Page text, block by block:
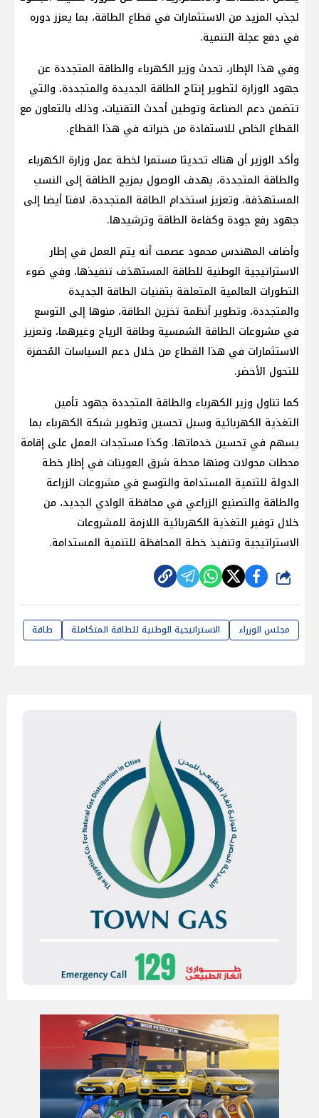
لجذب المزيد من الاستثمارات في قطاع الطاقة، بما يعزز دوره
في دفع عجلة التنمية.
وفي هذا الإطار، تحدث وزير الكهرباء والطاقة المتجددة عن
جهود الوزارة لتطوير إنتاج الطاقة الجديدة والمتجددة، والتي
تتضمن دعم الصناعة وتوطين أحدث التقنيات، وذلك بالتعاون مع
القطاع الخاص للاستفادة من خبراته في هذا القطاع.
وأكد الوزير أن هناك تحديثا مستمرا لخطة عمل وزارة الكهرباء
والطاقة المتجددة، بهدف الوصول بمزيج الطاقة إلى النسب
المستهدَفة، وتعزيز استخدام الطاقة المتجددة، لافتا أيضا إلى
جهود رفع جودة وكفاءة الطاقة وترشيدها.
وأضاف المهندس محمود عصمت أنه يتم العمل في إطار
الاستراتيجية الوطنية للطاقة المستهدَف تنفيذها، وفي ضوء
التطورات العالمية المتعلقة بتقنيات الطاقة الجديدة
والمتجددة، وتطوير أنظمة تخزين الطاقة، منوها إلى التوسع
في مشروعات الطاقة الشمسية وطاقة الرياح وغيرهما، وتعزيز
الاستثمارات في هذا القطاع من خلال دعم السياسات المُحفزة
للتحول الأخضر.
كما تناول وزير الكهرباء والطاقة المتجددة جهود تأمين
التغذية الكهربائية وسبل تحسين وتطوير شبكة الكهرباء بما
يسهم في تحسين خدماتها. وكذا مستجدات العمل على إقامة
محطات محولات ومنها محطة شرق العوينات في إطار خطة
الدولة للتنمية المستدامة والتوسع في مشروعات الزراعة
والطاقة والتصنيع الزراعي في محافظة الوادي الجديد، من
خلال توفير التغذية الكهربائية اللازمة للمشروعات
الاستراتيجية وتنفيذ خطة المحافظة للتنمية المستدامة.
شارك
مجلس الوزراء الاستراتيجية الوطنية للطاقة المتكاملة طاقة